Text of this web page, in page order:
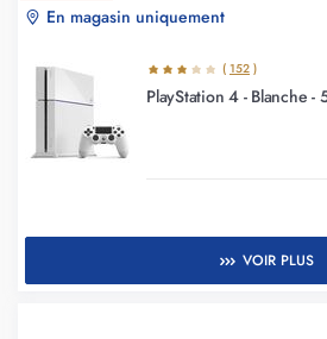
En magasin uniquement
( 152 )
PlayStation 4 - Blanche -
VOIR PLUS